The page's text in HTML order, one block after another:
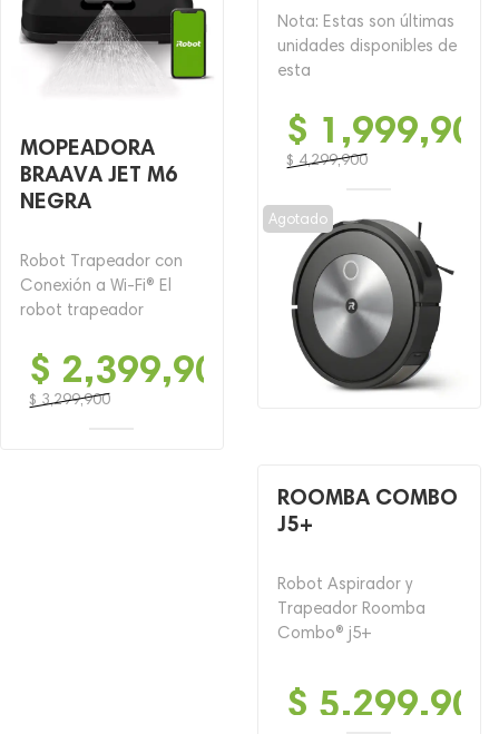
MOPEADORA
BRAAVA JET M6
NEGRA
Robot Trapeador con
Conexión a Wi-Fi® El
robot trapeador
$ 3,299,900
$ 2,399,900
Nota: Estas son últimas
unidades disponibles de
esta
$ 4,299,900
precio
original
era:
$ 4,299,900.
$ 1,999,900
precio
actual
es:
$ 1,999,900.
Agotado
ROOMBA COMBO
J5+
Robot Aspirador y
Trapeador Roomba
Combo® j5+
$ 5,299,900